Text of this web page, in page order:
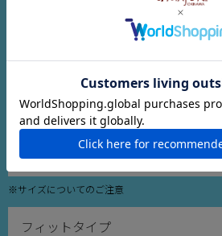
商品検索
※サイズについてのご注意